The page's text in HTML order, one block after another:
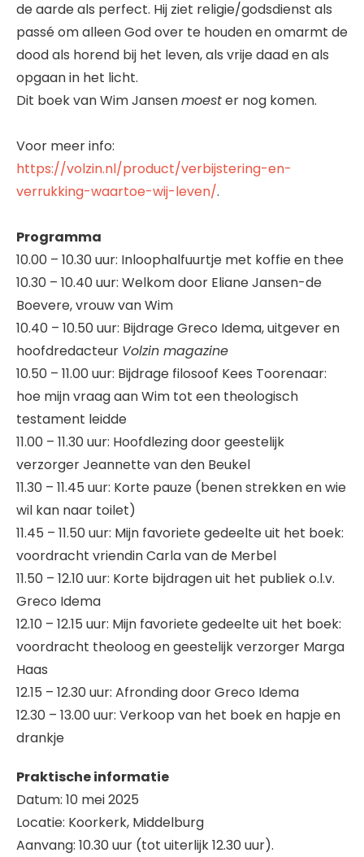
de aarde als perfect. Hij ziet religie/godsdienst als
passé om alleen God over te houden en omarmt de
dood als horend bij het leven, als vrije daad en als
opgaan in het licht.
Dit boek van Wim Jansenmoester nog komen.
Voor meer info:
https://volzin.nl/product/verbijstering-en-
verrukking-waartoe-wij-leven/.
Programma
10.00 – 10.30 uur: Inloophalfuurtje met koffie en thee
10.30 – 10.40 uur: Welkom door Eliane Jansen-de
Boevere, vrouw van Wim
10.40 – 10.50 uur: Bijdrage Greco Idema, uitgever en
hoofdredacteur Volzin magazine
10.50 – 11.00 uur: Bijdrage filosoof Kees Toorenaar:
hoe mijn vraag aan Wim tot een theologisch
testament leidde
11.00 – 11.30 uur: Hoofdlezing door geestelijk
verzorger Jeannette van den Beukel
11.30 – 11.45 uur: Korte pauze (benen strekken en wie
wil kan naar toilet)
11.45 – 11.50 uur: Mijn favoriete gedeelte uit het boek:
voordracht vriendin Carla van de Merbel
11.50 – 12.10 uur: Korte bijdragen uit het publiek o.l.v.
Greco Idema
12.10 – 12.15 uur: Mijn favoriete gedeelte uit het boek:
voordracht theoloog en geestelijk verzorger Marga
Haas
12.15 – 12.30 uur: Afronding door Greco Idema
12.30 – 13.00 uur: Verkoop van het boek en hapje en
drankje
Praktische informatie
Datum: 10 mei 2025
Locatie: Koorkerk, Middelburg
Aanvang: 10.30 uur (tot uiterlijk 12.30 uur).